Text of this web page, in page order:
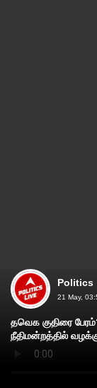
Politics
21 May,
தவெக குதிரை
நீதிமன்றத்தில்